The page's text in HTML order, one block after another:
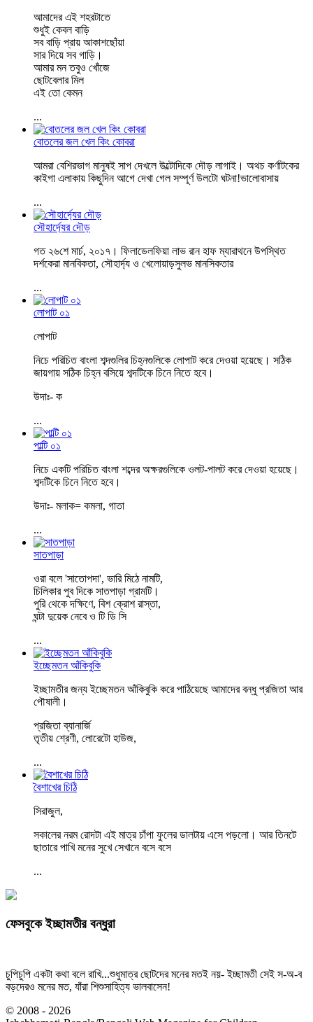
আমাদের এই শহরটাতে
শুধুই কেবল বাড়ি
সব বাড়ি প্রায় আকাশছোঁয়া
সার দিয়ে সব গাড়ি।
আমার মন তবুও খোঁজে
ছোটবেলার মিল
এই তো কেমন
...
বোতলের জল খেল কিং কোবরা
আমরা বেশিরভাগ মানুষই সাপ দেখলে উল্টোদিকে দৌড় লাগাই। অথচ কর্ণাটকের
কাইগা এলাকায় কিছুদিন আগে দেখা গেল সম্পূর্ণ উলটো ঘটনা!ভালোবাসায়
...
সৌহার্দ্যের দৌড়
গত ২৬শে মার্চ, ২০১৭। ফিলাডেলফিয়া লাভ রান হাফ ম্যারাথনে উপস্থিত
দর্শকেরা মানবিকতা, সৌহার্দ্য ও খেলোয়াড়সুলভ মানসিকতার
...
লোপাট ০১
লোপাট
নিচে পরিচিত বাংলা শব্দগুলির চিহ্নগুলিকে লোপাট করে দেওয়া হয়েছে। সঠিক
জায়গায় সঠিক চিহ্ন বসিয়ে শব্দটিকে চিনে নিতে হবে।
উদাঃ- ক
...
পাল্টি ০১
নিচে একটি পরিচিত বাংলা শব্দের অক্ষরগুলিকে ওলট-পালট করে দেওয়া হয়েছে।
শব্দটিকে চিনে নিতে হবে।
উদাঃ- মলাক= কমলা, গাতা
...
সাতপাড়া
ওরা বলে 'সাতোপদা', ভারি মিঠে নামটি,
চিলিকার পুব দিকে সাতপাড়া গ্রামটি।
পুরি থেকে দক্ষিণে, বিশ ক্রোশ রাস্তা,
ঘন্টা দুয়েক নেবে ও টি ডি সি
...
ইচ্ছেমতন আঁকিবুকি
ইচ্ছামতীর জন্য ইচ্ছেমতন আঁকিবুকি করে পাঠিয়েছে আমাদের বন্ধু প্রজিতা আর
পৌষালী।
প্রজিতা ব্যানার্জি
তৃতীয় শ্রেণী, লোরেটো হাউজ,
...
বৈশাখের চিঠি
সিরাজুল,
সকালের নরম রোদটা এই মাত্র চাঁপা ফুলের ডালটায় এসে পড়লো। আর তিনটে
ছাতারে পাখি মনের সুখে সেখানে বসে বসে
...
ফেসবুকে ইচ্ছামতীর বন্ধুরা
চুপিচুপি একটা কথা বলে রাখি...শুধুমাত্র ছোটদের মনের মতই নয়- ইচ্ছামতী সেই স-অ-ব
বড়দেরও মনের মত, যাঁরা শিশুসাহিত্য ভালবাসেন!
© 2008 - 2026